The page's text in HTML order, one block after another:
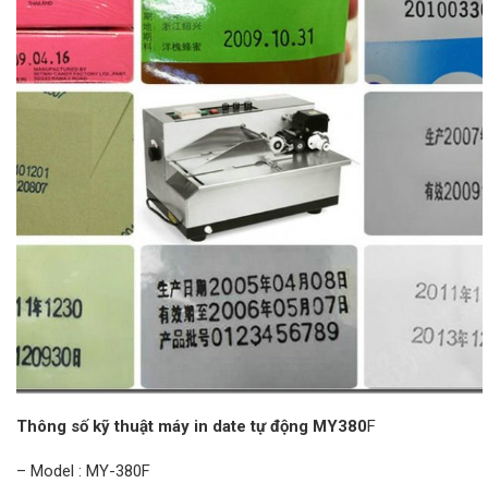
Thông số kỹ thuật máy in date tự động MY380F
– Model : MY-380F